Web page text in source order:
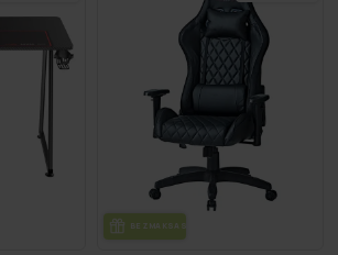
BEZ­MAK­SAS PIE­GĀ­DE